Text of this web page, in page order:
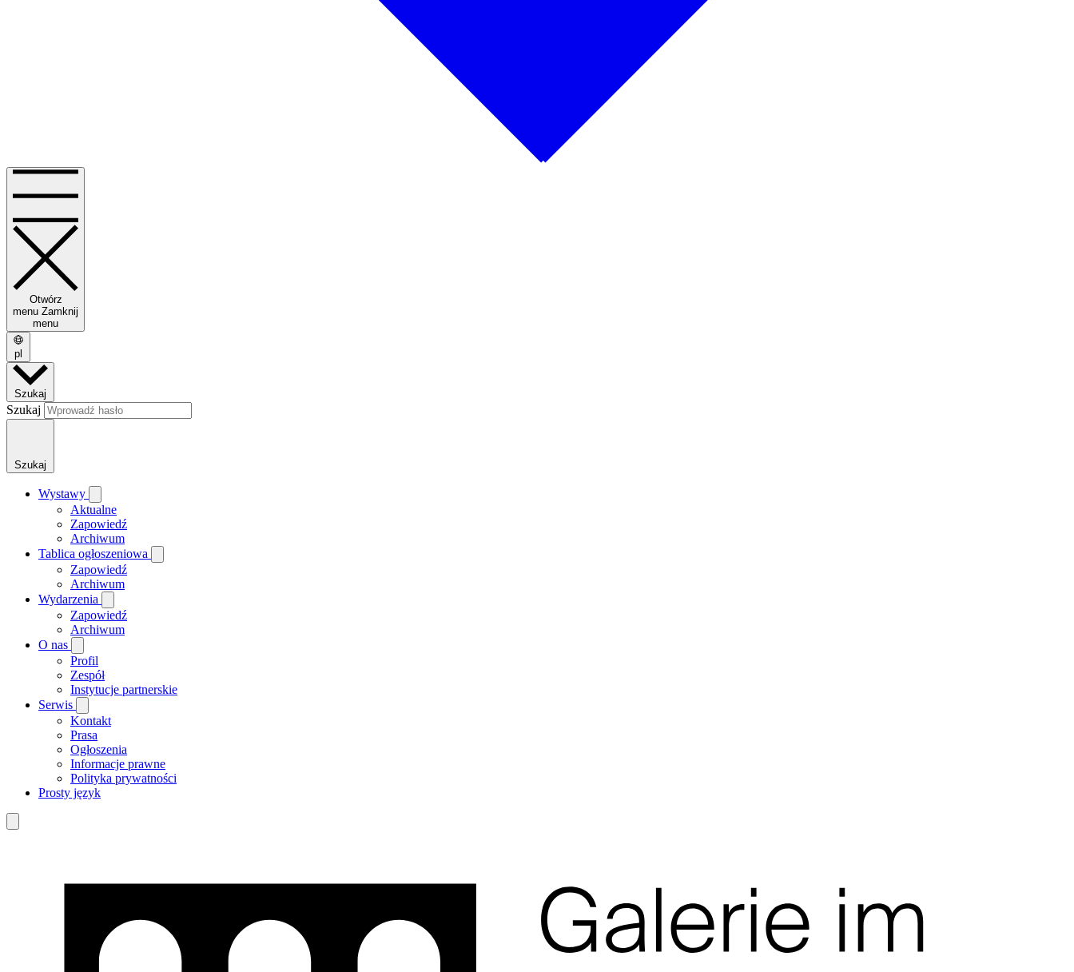
Otwórz
menu Zamknij
menu
pl
Szukaj
Szukaj
Szukaj
Wystawy
Aktualne
Zapowiedź
Archiwum
Tablica ogłoszeniowa
Zapowiedź
Archiwum
Wydarzenia
Zapowiedź
Archiwum
O nas
Profil
Zespół
Instytucje partnerskie
Serwis
Kontakt
Prasa
Ogłoszenia
Informacje prawne
Polityka prywatności
Prosty język